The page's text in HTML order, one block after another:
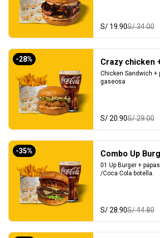
S/ 19.90S/ 34.00
-28% Crazy chicken
Chicken Sandwich +
gaseosa
S/ 20.90S/ 29.00
-35% Combo Up
01 Up Burger +
/Coca Cola botella.
S/ 28.90S/ 44.80